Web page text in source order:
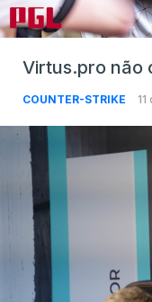
Virtus.pro não
COUNTER-STRIKE